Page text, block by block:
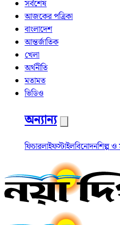
সর্বশেষ
আজকের পত্রিকা
বাংলাদেশ
আন্তর্জাতিক
খেলা
অর্থনীতি
মতামত
ভিডিও
অন্যান্য
ফিচারলাইফস্টাইলবিনোদনশিল্প ও